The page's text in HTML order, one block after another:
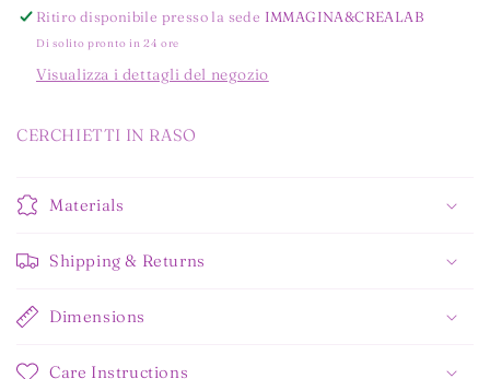
Ritiro disponibile presso la sede IMMAGINA&CREALAB
Di solito pronto in 24 ore
Visualizza i dettagli del negozio
CERCHIETTI IN RASO
Materials
Shipping & Returns
Dimensions
Care Instructions